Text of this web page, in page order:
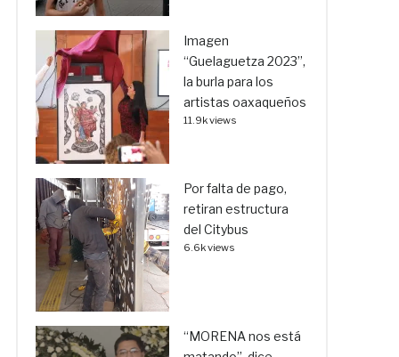
Imagen
“Guelaguetza 2023”,
la burla para los
artistas oaxaqueños
11.9k views
Por falta de pago,
retiran estructura
del Citybus
6.6k views
“MORENA nos está